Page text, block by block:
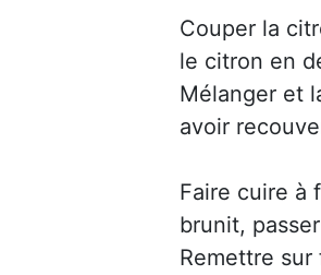
Couper la
le citron en
Mélanger et
avoir
Faire cuire à
brunit,
Remettre